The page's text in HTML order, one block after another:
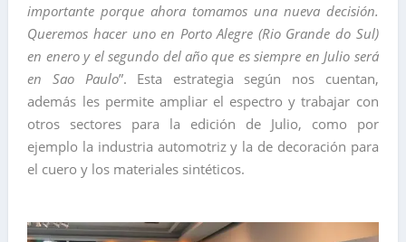
importante porque ahora tomamos una nueva decisión.
Queremos hacer uno en Porto Alegre (Rio Grande do Sul)
en enero y el segundo del año que es siempre en Julio será
en Sao Paulo”. Esta estrategia según nos cuentan,
además les permite ampliar el espectro y trabajar con
otros sectores para la edición de Julio, como por
ejemplo la industria automotriz y la de decoración para
el cuero y los materiales sintéticos.